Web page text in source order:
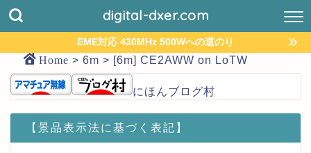
digital-dxer.com
EME対応 430MHz 500Wへの道のり
Home > 6m > [6m] CE2AWW on LoTW
にほんブログ村
【景品表示法に基づく表記】